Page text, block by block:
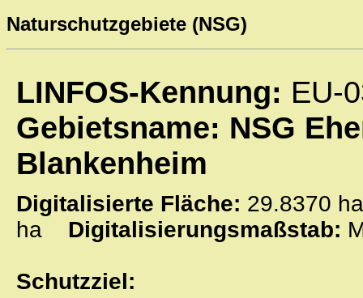
Naturschutzgebiete (NSG)
LINFOS-Kennung: EU-
Gebietsname: NSG
Blankenheim
Digitalisierte Fläche: 29.8370
ha Digitalisierungsmaßstab:
Schutzziel: